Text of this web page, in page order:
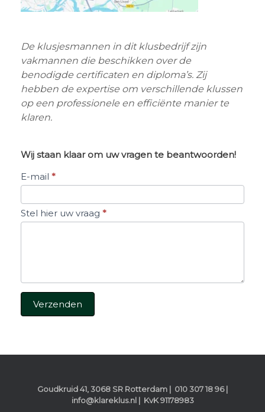
De klusjesmannen in dit klusbedrijf zijn
vakmannen die beschikken over de
benodigde certificaten en diploma’s. Zij
hebben de expertise om verschillende klussen
op een professionele en efficiënte manier te
klaren.
Wij staan klaar om uw vragen te beantwoorden!
Stel
een
vraag
E-mail *
Stel hier uw vraag *
Verzenden
Goudkruid 41, 3068 SR Rotterdam | 010 307 18 96 |
info@klareklus.nl | KvK 91178983